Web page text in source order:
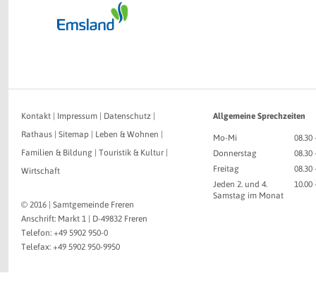
Kontakt Impressum Datenschutz
Rathaus
Sitemap Leben & Wohnen
Familien & Bildung
Touristik & Kultur
Wirtschaft
© 2016 | Samtgemeinde Freren
Anschrift: Markt 1 | D-49832 Freren
Telefon: +49 5902 950-0
Telefax: +49 5902 950-9950
Allgemeine Sprechzeiten
Mo-Mi
08.30
Donnerstag
08.30
Freitag
08.30
Jeden 2. und 4.
Samstag im Monat